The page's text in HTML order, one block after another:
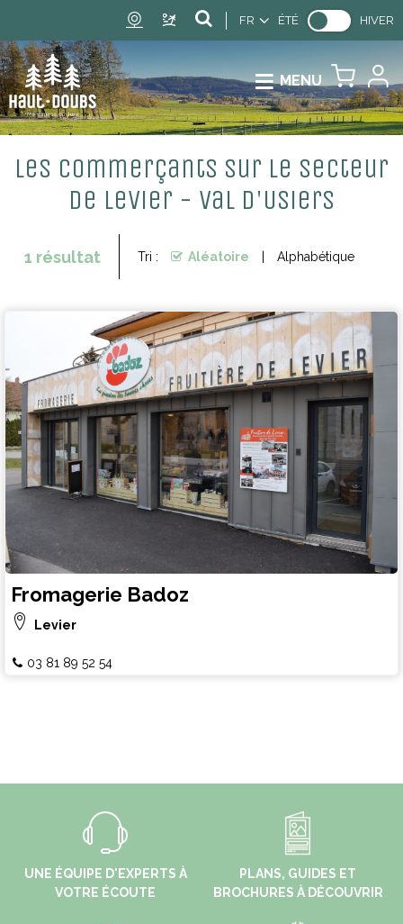
FR ÉTÉ HIVER
MENU
Les commerçants sur le secteur
de Levier - Val d'Usiers
1 résultat Tri : Aléatoire Alphabétique
Fromagerie Badoz
Levier
03 81 89 52 54
UNE ÉQUIPE D'EXPERTS À
VOTRE ÉCOUTE
PLANS, GUIDES ET
BROCHURES À DÉCOUVRIR